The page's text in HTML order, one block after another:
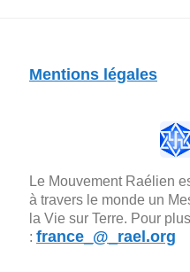
Mentions légales
Le Mouvement Raélien
à travers le monde un
la Vie sur Terre. Pour
: france_@_rael.org